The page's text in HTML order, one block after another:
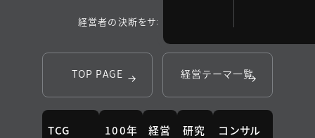
経営者の決断をサポートするメディア
TOP PAGE 経営テーマ一覧
TCG
100年
経営
研究
コンサル